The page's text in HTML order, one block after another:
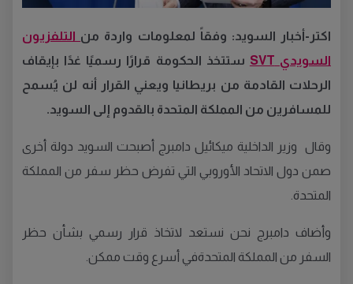
اكتر-أخبار السويد: وفقاً لمعلومات واردة من التلفزيون
السويدي SVT
ستتخذ الحكومة قرارًا رسميًا غدًا بإيقاف
الرحلات القادمة من بريطانيا ويعني القرار أنه لن يُسمح
للمسافرين من المملكة المتحدة بالقدوم إلى السويد.
وقال وزير الداخلية ميكائيل دامبرج أصبحت السويد دولة أخرى
صمن دول الاتحاد الأوروبي التي تفرض حظر سفر من المملكة
المتحدة.
وأضاف دامبرج نحن نستعد لاتخاذ قرار رسمي بشأن حظر
السفر من المملكة المتحدةفي أسرع وقت ممكن.